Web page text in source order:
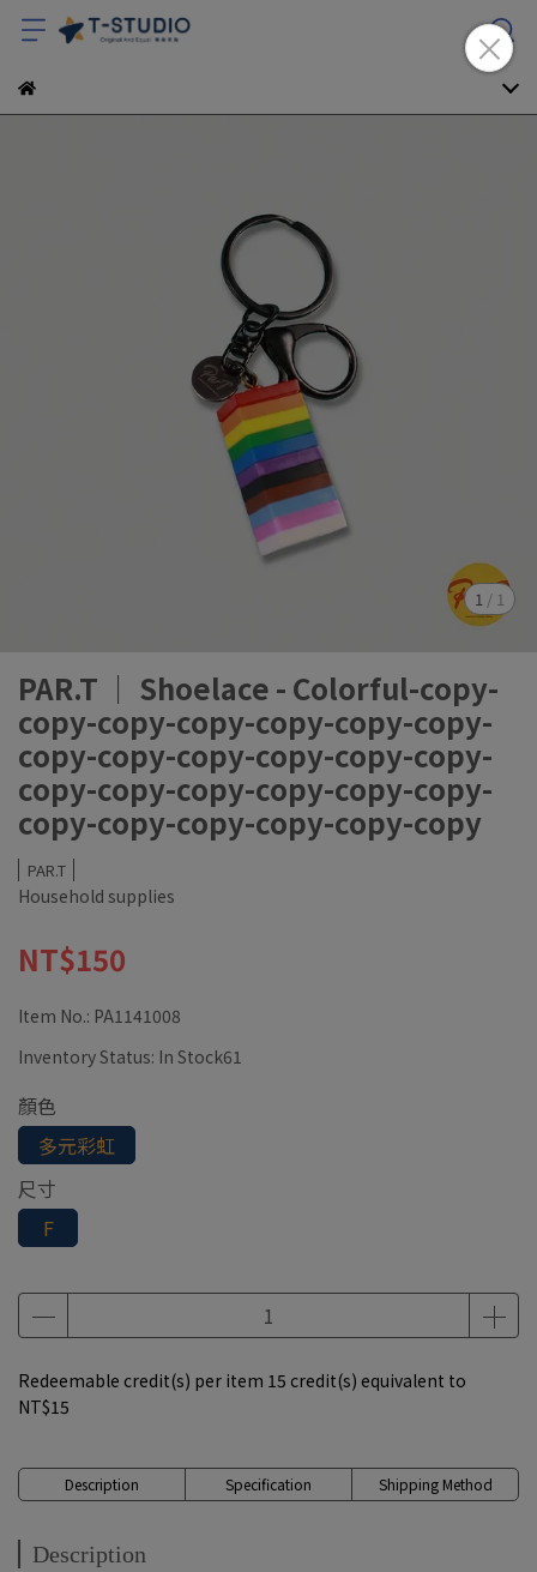
1 / 1
PAR.T ｜ Shoelace - Colorful-copy-
copy-copy-copy-copy-copy-copy-
copy-copy-copy-copy-copy-copy-
copy-copy-copy-copy-copy-copy-
copy-copy-copy-copy-copy-copy
PAR.T
Household supplies
NT$150
Item No.: PA1141008
Inventory Status: In Stock61
顏色
多元彩虹
尺寸
F
Redeemable credit(s) per item 15 credit(s) equivalent to
NT$15
Description Specification Shipping Method
Description